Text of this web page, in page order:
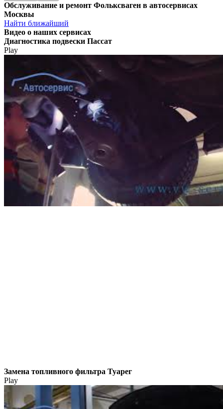
Обслуживание и ремонт Фольксваген в автосервисах
Москвы
Найти ближайший
Видео о наших сервисах
Диагностика подвески Пассат
Play
Замена топливного фильтра Туарег
Play